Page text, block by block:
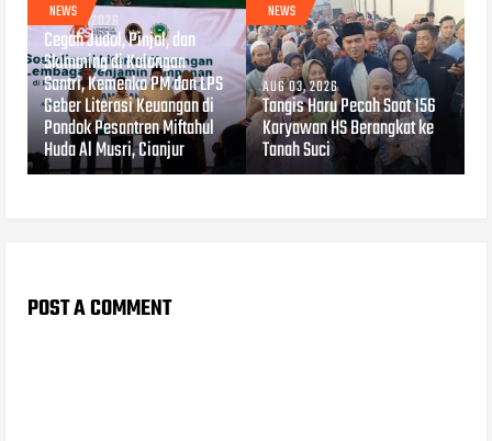
NEWS
AUG 04, 2026
Cegah Judol, Pinjol, dan
Skimming di Kalangan
Santri, Kemenko PM dan LPS
Geber Literasi Keuangan di
Pondok Pesantren Miftahul
Huda Al Musri, Cianjur
NEWS
AUG 03, 2026
Tangis Haru Pecah Saat 156
Karyawan HS Berangkat ke
Tanah Suci
POST A COMMENT